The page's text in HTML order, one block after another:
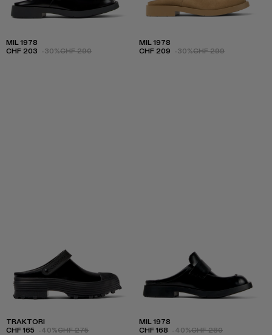
MIL 1978
CHF 203 -30%CHF 290
MIL 1978
CHF 209 -30%CHF 299
TRAKTORI
CHF 165 -40%CHF 275
MIL 1978
CHF 168 -40%CHF 280